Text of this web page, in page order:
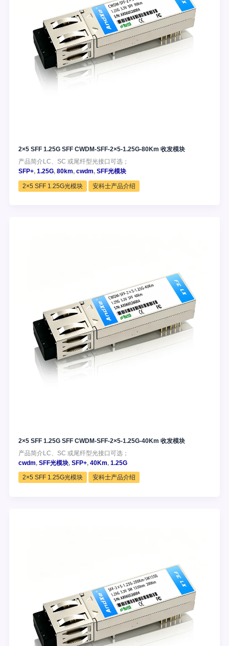
2×5 SFF 1.25G SFF CWDM-SFF-2×5-1.25G-80Km 收发模块
产品简介LC、SC 或尾纤型光接口可选；
SFP+,1.25G,80km,cwdm,SFF光模块
2×5 SFF 1.25G光模块 安科士产品介绍
2×5 SFF 1.25G SFF CWDM-SFF-2×5-1.25G-40Km 收发模块
产品简介LC、SC 或尾纤型光接口可选；
cwdm,SFF光模块,SFP+,40Km,1.25G
2×5 SFF 1.25G光模块 安科士产品介绍